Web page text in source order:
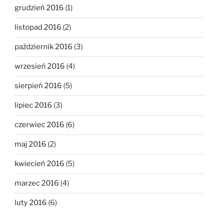
grudzień 2016 (1)
listopad 2016 (2)
październik 2016 (3)
wrzesień 2016 (4)
sierpień 2016 (5)
lipiec 2016 (3)
czerwiec 2016 (6)
maj 2016 (2)
kwiecień 2016 (5)
marzec 2016 (4)
luty 2016 (6)